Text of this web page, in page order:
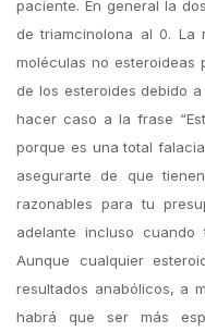
paciente. En general la
de triamcinolona al 0. La
moléculas no esteroideas
de los esteroides debido
hacer caso a la frase
porque es una total
asegurarte de que
razonables para tu
adelante incluso
Aunque cualquier
resultados anabólicos, a
habrá que ser más